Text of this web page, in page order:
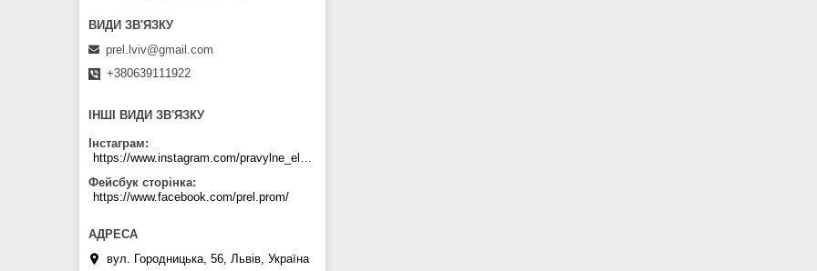
prel.lviv@gmail.com
+380639111922
ІНШІ ВИДИ ЗВ'ЯЗКУ
Інстаграм
https://www.instagram.com/pravylne_electrozhyvlennya/
Фейсбук сторінка
https://www.facebook.com/prel.prom/
вул. Городницька, 56, Львів, Україна